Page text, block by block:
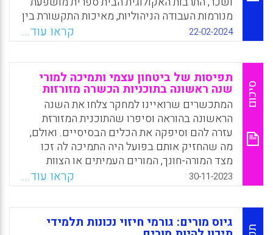
מנורמות העבודה הניהוליות, מאיכות התקשורת בין
עמיתים, ממאפיינים אישיים ומתחושת
הקהילתיות. מכאן, שסביבתו הקרובה של המורה
המתחיל משפיעה מאוד על רצונו לדבוק במשרה,
לעזוב את בית הספר או לנשור מהמקצוע. למעשה,
המורה המתחיל הסביר נמצא בשנותיו הראשונות
בעמדה שברירית ובמצב של "הישרדות", והוא
משווע לביטחון, תמיכה ויציבות. לשם כך, הוא
יזדקק לתמיכה מקצועית, הכלה רגשית וקבלה
חברתי.
WhatsApp
Facebook
Email
X
22-02-2024 קראו עוד...
סיכום
תפיסות של ביטחון עצמי ותמיכה למורי
שנה ראשונה בתוכניות הכשרה מזורזות
המתכשרים שרואיינו למחקר צלחו את השנה
הראשונה בהוראה וסיפרו שהתוכנית המזורזת
עזרה להם וסיפקה את הכלים הבסיסיים. ואולם,
מה שהחזיק אותם בפועל היה התמיכה לה זכו
מצד המורה-חונך, המורים העמיתים או הצוות
הניהולי. עבורם, תחושת השליחות המקצועית והפן
האנושי העוטף הם שסייעו להם בצליחת השנה
הראשונה בהוראה הן מבחינה פרקטית
וחברתית-רגשית.
30-11-2023 קראו עוד...
גיוס מורים: גורמי חיזוי נכונות תלמידי